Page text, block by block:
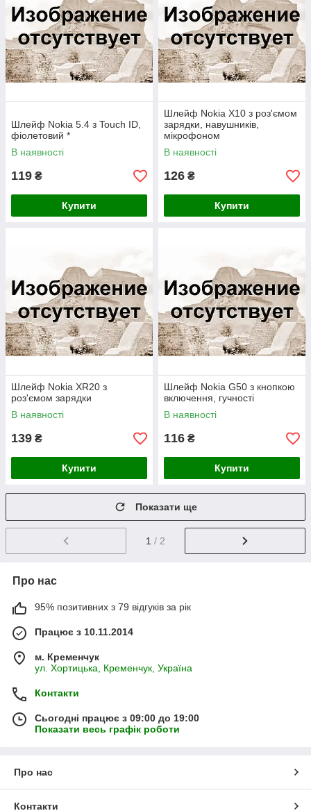
Шлейф Nokia 5.4 з Touch ID,
фіолетовий *
В наявності
119 ₴
Купити
Шлейф Nokia X10 з роз'ємом
зарядки, навушників,
мікрофоном
В наявності
126 ₴
Купити
Шлейф Nokia XR20 з
роз'ємом зарядки
В наявності
139 ₴
Купити
Шлейф Nokia G50 з кнопкою
включення, гучності
В наявності
116 ₴
Купити
Показати ще
1 / 2
Про нас
95% позитивних з 79 відгуків за рік
Працює з 10.11.2014
м. Кременчук
ул. Хортицька, Кременчук, Україна
Контакти
Сьогодні працює з 09:00 до 19:00
Показати весь графік роботи
Про нас
Контакти